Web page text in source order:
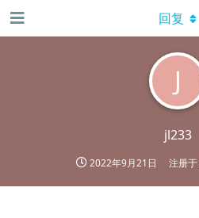
J
jl233
2022年9月21日 注册于
回复